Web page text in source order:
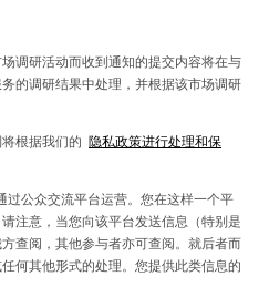
调研活动而收到通知的提交内容将在与
的调研结果中处理，并根据该市场调研
根据我们的
隐私政策进行处理和保
过公众交流平台运营。您在这样一个平
注意，当您向该平台发送信息（特别是
查阅，其他参与者亦可查阅。就后者而
何其他形式的处理。您提供此类信息的